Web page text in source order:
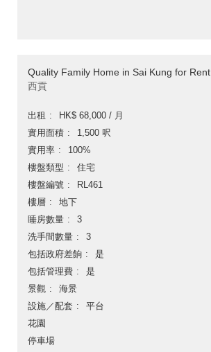
Quality Family Home in Sai Kung for Rent
西貢
出租
HK$ 68,000 / 月
實用面積
1,500 呎
實用率
100%
樓盤類型
住宅
樓盤編號
RL461
樓層
地下
睡房數量
3
洗手間數量
3
包括政府差餉
是
包括管理費
是
景觀
海景
設施／配套
平台
花園
停車場